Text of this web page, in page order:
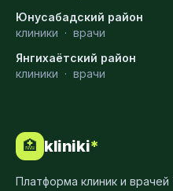
Юнусабадский район
клиники · врачи
Янгихаётский район
клиники · врачи
🏥 kliniki*
Платформа клиник и врачей